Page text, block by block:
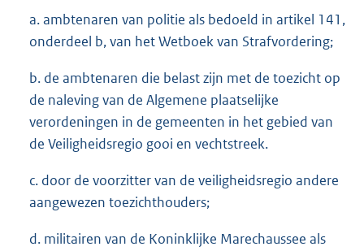
a. ambtenaren van politie als bedoeld in artikel 141,
onderdeel b, van het Wetboek van Strafvordering;
b. de ambtenaren die belast zijn met de toezicht op
de naleving van de Algemene plaatselijke
verordeningen in de gemeenten in het gebied van
de Veiligheidsregio gooi en vechtstreek.
c. door de voorzitter van de veiligheidsregio andere
aangewezen toezichthouders;
d. militairen van de Koninklijke Marechaussee als